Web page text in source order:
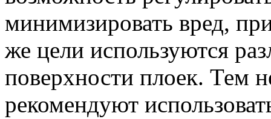
минимизировать вред,
же цели используются
поверхности плоек. Тем
рекомендуют